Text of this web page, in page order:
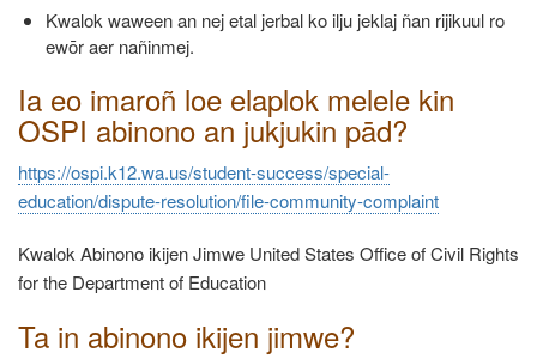
Kwalok waween an nej etal jerbal ko ilju jeklaj ñan rijikuul ro
ewōr aer nañinmej.
Ia eo imaroñ loe elaplok melele kin
OSPI abinono an jukjukin pād?
https://ospi.k12.wa.us/student-success/special-
education/dispute-resolution/file-community-complaint
Kwalok Abinono ikijen Jimwe United States Office of Civil Rights
for the Department of Education
Ta in abinono ikijen jimwe?